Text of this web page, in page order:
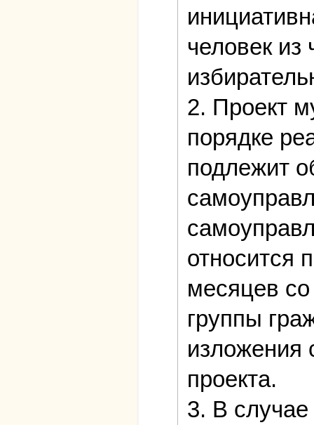
человек
2. Проект
порядке
подлежит
относится
месяцев
группы
изложения
проекта.
3. В случае